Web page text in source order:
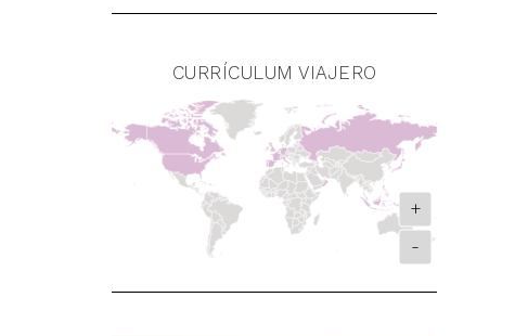
CURRÍCULUM VIAJERO
+
-